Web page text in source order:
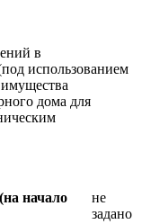
в
использованием
дома для
начало
не
задано